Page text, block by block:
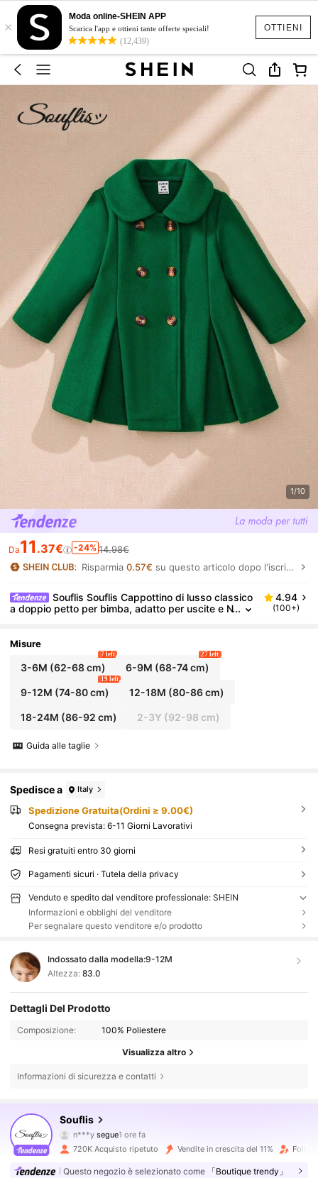
OTTIENI
×
Moda online-SHEIN APP
Scarica l'app e ottieni tante offerte speciali!
(12,439)
1/10
Da11 .37€ -24% 14.98€
Risparmia0.57€ su questo articolo dopo l'iscrizione.
Souflis Souflis Cappottino di lusso classico
a doppio petto per bimba, adatto per uscite e N
4.94
(100+)
Misure
3-6M (62-68 cm)
7 left
6-9M (68-74 cm)
27 left
9-12M (74-80 cm)
19 left
12-18M (80-86 cm)
18-24M (86-92 cm) 2-3Y (92-98 cm)
Guida alle taglie
Spedisce a Italy
Spedizione Gratuita(Ordini ≥ 9.00€)
Consegna prevista: 6-11 Giorni Lavorativi
Resi gratuiti entro 30 giorni
Pagamenti sicuri · Tutela della privacy
Venduto e spedito dal venditore professionale: SHEIN
Informazioni e obblighi del venditore
Per segnalare questo venditore e/o prodotto
Indossato dalla modella:9-12M
Altezza: 83.0
Dettagli Del Prodotto
Composizione: 100% Poliestere
Visualizza altro
Informazioni di sicurezza e contatti
Souflis
4.87 329K Follower
n***y segue
s***3 sta navigando
4.87
329K Follower
720K Acquisto ripetuto Vendite in crescita del 11%
Questo negozio è selezionato come 「Boutique trendy」